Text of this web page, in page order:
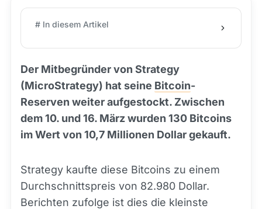
# In diesem Artikel
Der Mitbegründer von Strategy
(MicroStrategy) hat seine Bitcoin-
Reserven weiter aufgestockt. Zwischen
dem 10. und 16. März wurden 130 Bitcoins
im Wert von 10,7 Millionen Dollar gekauft.
Strategy kaufte diese Bitcoins zu einem
Durchschnittspreis von 82.980 Dollar.
Berichten zufolge ist dies die kleinste